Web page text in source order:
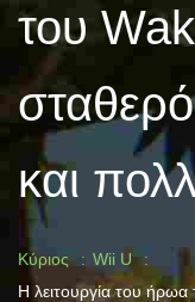
του
και
Κύριος
Wii U
Η λειτουργία του